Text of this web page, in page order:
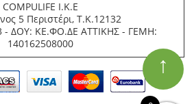
COMPULIFE Ι.Κ.Ε
5 Περιστέρι, Τ.Κ.12132
- ΔΟΥ: ΚΕ.ΦΟ.ΔΕ ΑΤΤΙΚΗΣ - ΓΕΜΗ:
140162508000
↑